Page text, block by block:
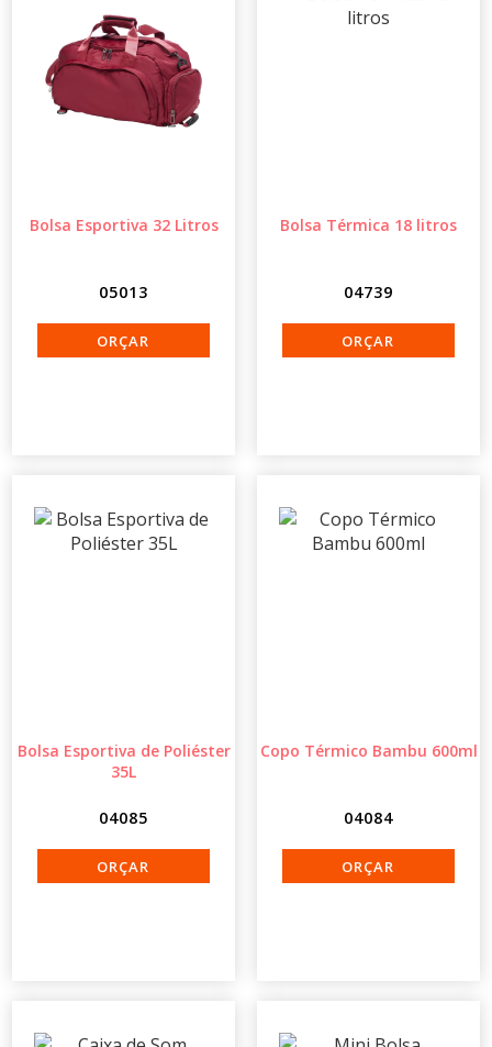
Bolsa Esportiva 32 Litros
05013
Bolsa Térmica 18 litros
04739
Bolsa Esportiva de Poliéster
35L
04085
Copo Térmico Bambu 600ml
04084